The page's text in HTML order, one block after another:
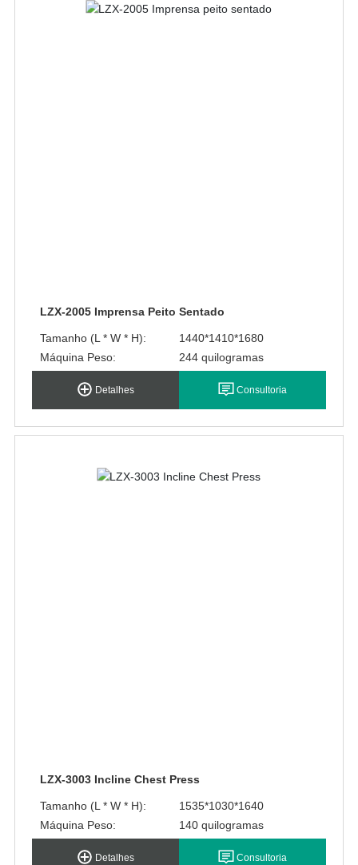
LZX-2005 Imprensa Peito Sentado
Tamanho (L * W * H):
1440*1410*1680
Máquina Peso:
244 quilogramas
Detalhes Consultoria
LZX-3003 Incline Chest Press
Tamanho (L * W * H):
1535*1030*1640
Máquina Peso:
140 quilogramas
Detalhes Consultoria